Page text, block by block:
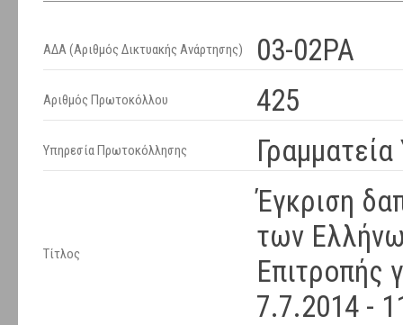
ΑΔΑ (Αριθμός Δικτυακής Ανάρτησης) 03-02ΡΑ
Αριθμός Πρωτοκόλλου 425
Υπηρεσία Πρωτοκόλλησης
Τίτλος
Έγκριση
των
Επιτροπής
7.7.2014 -